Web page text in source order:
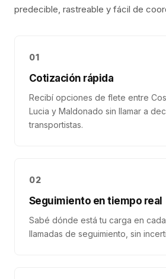
predecible, rastreable y fácil de
01
Cotización rápida
Recibí opciones de flete entre
Lucia y Maldonado sin llamar a
transportistas.
02
Seguimiento en tiempo real
Sabé dónde está tu carga en
llamadas de seguimiento, sin